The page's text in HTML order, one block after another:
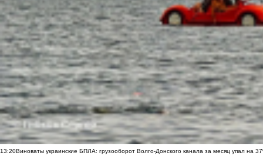
13:20Виноваты украинские БПЛА: грузооборот Волго-Донского канала за месяц упал на